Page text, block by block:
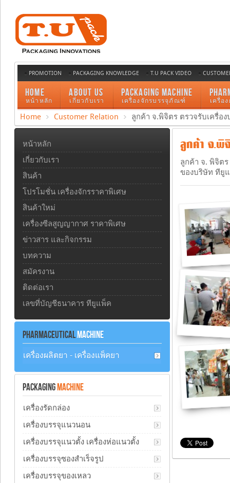
PROMOTION PACKAGING KNOWLEDGE T.U PACK VIDEO
HOME
หน้าหลัก
ABOUT US
เกี่ยวกับเรา
PACKAGING MACHINE
เครื่องจักรบรรจุภัณฑ์ เครื่อ
Home Customer Relation ลูกค้า จ.พิจิตร ตรวจรับเครื่อ
ลูกค้า จ.พิ
ลูกค้า จ. พิจิตร
ของบริษัท ทียู
หน้าหลัก
เกี่ยวกับเรา
สินค้า
โปรโมชั่น เครื่องจักรราคาพิเศษ
สินค้าใหม่
เครื่องซีลสูญญากาศ ราคาพิเศษ
ข่าวสาร และกิจกรรม
บทความ
สมัครงาน
ติดต่อเรา
เลขที่บัญชีธนาคาร ทียูแพ็ค
PHARMACEUTICALMACHINE
เครื่องผลิตยา - เครื่องแพ็คยา
PACKAGING MACHINE
เครื่องรัดกล่อง
เครื่องบรรจุแนวนอน
เครื่องบรรจุแนวตั้ง เครื่องห่อแนวตั้ง
เครื่องบรรจุซองสำเร็จรูป
เครื่องบรรจุของเหลว